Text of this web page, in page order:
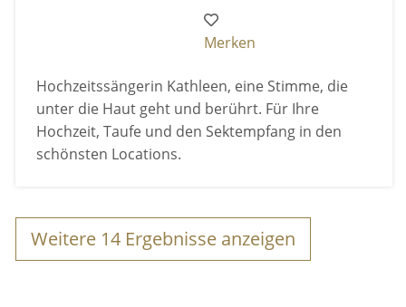
Merken
Hochzeitssängerin Kathleen, eine Stimme, die
unter die Haut geht und berührt. Für Ihre
Hochzeit, Taufe und den Sektempfang in den
schönsten Locations.
Weitere 14 Ergebnisse anzeigen